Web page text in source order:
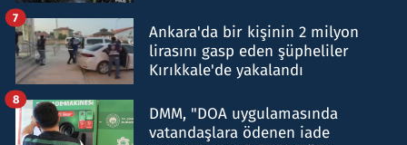
Ankara'da bir kişinin 2 milyon
lirasını gasp eden şüpheliler
Kırıkkale'de yakalandı
7
DMM, "DOA uygulamasında
vatandaşlara ödenen iade
8